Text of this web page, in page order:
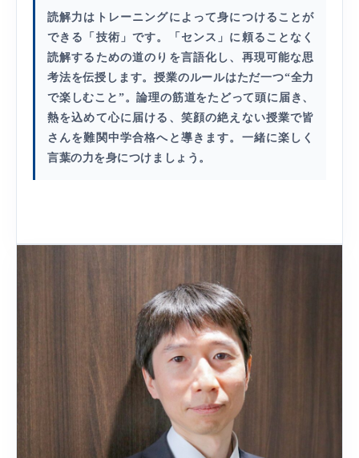
読解力はトレーニングによって身につけることが
できる「技術」です。「センス」に頼ることなく
読解するための道のりを言語化し、再現可能な思
考法を伝授します。授業のルールはただ一つ“全力
で楽しむこと”。論理の筋道をたどって頭に届き、
熱を込めて心に届ける、笑顔の絶えない授業で皆
さんを難関中学合格へと導きます。一緒に楽しく
言葉の力を身につけましょう。